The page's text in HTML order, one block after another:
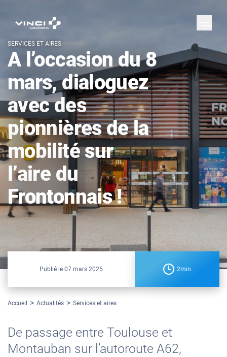
SERVICES ET AIRES
A l’occasion du 8
mars, dialoguez
avec des
pionnières de la
mobilité sur
l’aire du
Frontonnais !
Publié le 07 mars 2025 2min
Accueil Actualités Services et aires
De passage entre Toulouse et
Montauban sur l’autoroute A62,